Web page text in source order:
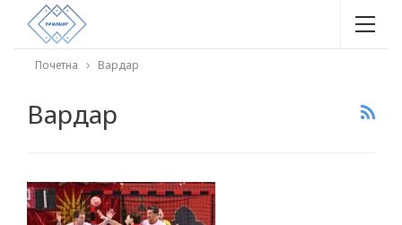
Почетна Вардар
Вардар